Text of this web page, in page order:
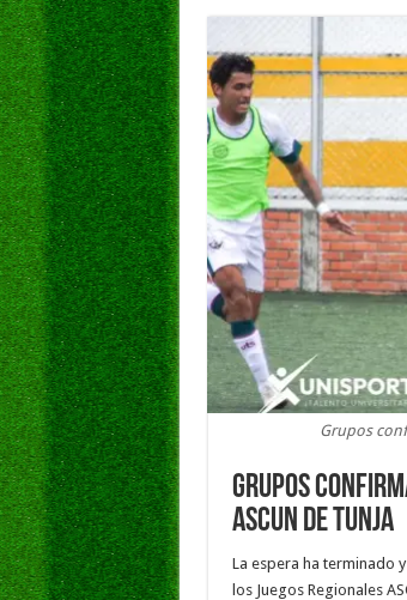
Grupos
Grupos
ASCUN de Tunja
La espera ha terminado
los Juegos Regionales